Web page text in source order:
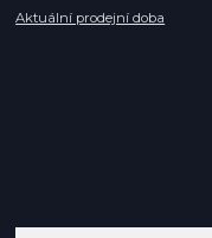
Aktuální prodejní doba